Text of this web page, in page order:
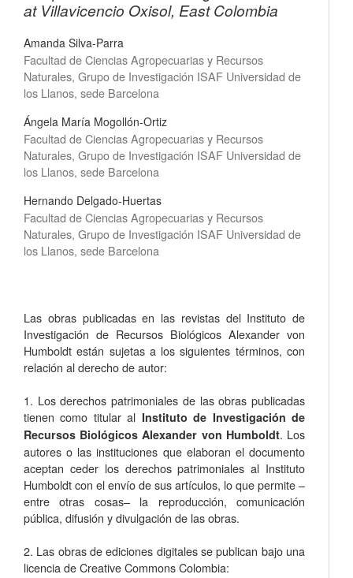
at Villavicencio Oxisol, East Colombia
Amanda Silva-Parra
Facultad de Ciencias Agropecuarias y Recursos
Naturales, Grupo de Investigación ISAF Universidad de
los Llanos, sede Barcelona
Ángela María Mogollón-Ortiz
Facultad de Ciencias Agropecuarias y Recursos
Naturales, Grupo de Investigación ISAF Universidad de
los Llanos, sede Barcelona
Hernando Delgado-Huertas
Facultad de Ciencias Agropecuarias y Recursos
Naturales, Grupo de Investigación ISAF Universidad de
los Llanos, sede Barcelona
Las obras publicadas en las revistas del Instituto de
Investigación de Recursos Biológicos Alexander von
Humboldt están sujetas a los siguientes términos, con
relación al derecho de autor:
1. Los derechos patrimoniales de las obras publicadas
tienen como titular al Instituto de Investigación de
Recursos Biológicos Alexander von Humboldt. Los
autores o las instituciones que elaboran el documento
aceptan ceder los derechos patrimoniales al Instituto
Humboldt con el envío de sus artículos, lo que permite –
entre otras cosas­– la reproducción, comunicación
pública, difusión y divulgación de las obras.
2. Las obras de ediciones digitales se publican bajo una
licencia de Creative Commons Colombia: